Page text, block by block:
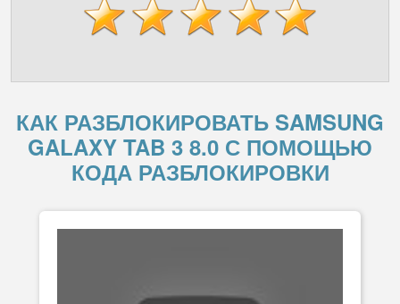
КАК РАЗБЛОКИРОВАТЬ SAMSUNG
GALAXY TAB 3 8.0 С ПОМОЩЬЮ
КОДА РАЗБЛОКИРОВКИ